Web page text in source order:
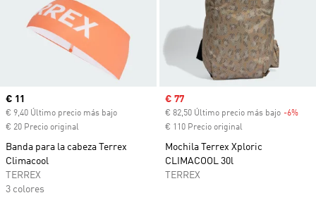
Precio actual
€ 11
€ 9,40 Último precio más bajo
€ 20 Precio original
Banda para la cabeza Terrex
Climacool
TERREX
3 colores
Precio de venta
€ 77
€ 82,50 Último precio más bajo -6%
€ 110 Precio original
Mochila Terrex Xploric
CLIMACOOL 30l
TERREX